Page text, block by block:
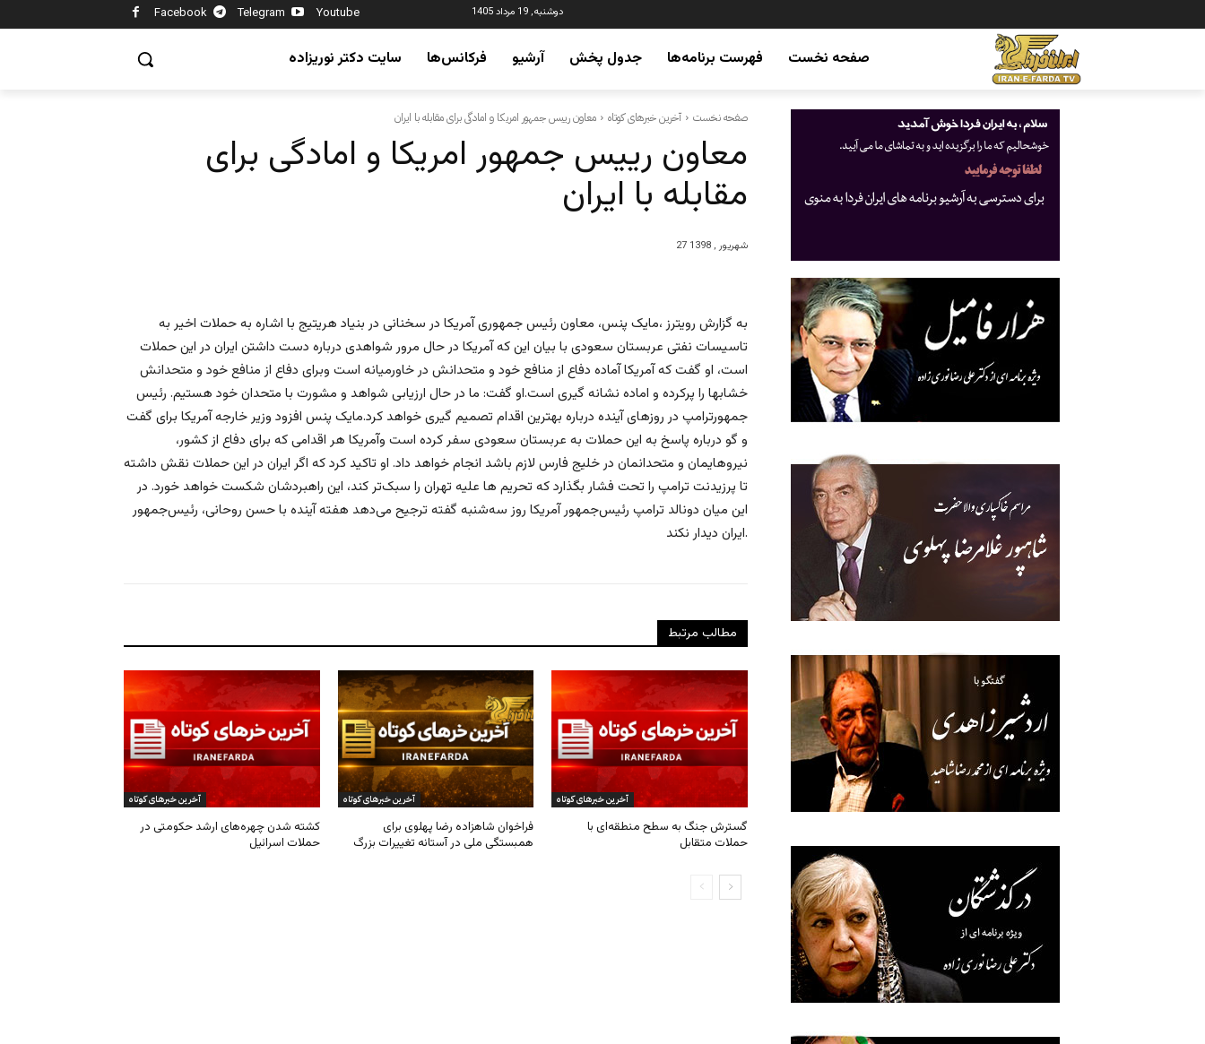
Facebook Telegram Youtube دوشنبه, 19 مرداد 1405
صفحه نخست فهرست برنامه‌ها جدول پخش آرشیو فرکانس‌ها سایت دکتر نوریزاده
صفحه نخست آخرین خبرهای کوتاه معاون رییس جمهور امریکا و امادگی برای مقابله با ایران
معاون رییس جمهور امریکا و امادگی برای
مقابله با ایران
27 شهریور , 1398
به گزارش رویترز ،مایک پنس، معاون رئیس جمهوری آمریکا در سخنانی در بنیاد هریتیج با اشاره به حملات اخیر به
تاسیسات نفتی عربستان سعودی با بیان این که آمریکا در حال مرور شواهدی درباره دست داشتن ایران در این حملات
است، او گفت که آمریکا آماده دفاع از منافع خود و متحدانش در خاورمیانه است وبرای دفاع از منافع خود و متحدانش
خشابها را پرکرده و اماده نشانه گیری است.او گفت: ما در حال ارزیابی شواهد و مشورت با متحدان خود هستیم. رئیس
جمهورترامپ در روزهای آینده درباره بهترین اقدام تصمیم گیری خواهد کرد.مایک پنس افزود وزیر خارجه آمریکا برای گفت
و گو درباره پاسخ به این حملات به عربستان سعودی سفر کرده است وآمریکا هر اقدامی که برای دفاع از کشور،
نیروهایمان و متحدانمان در خلیج فارس لازم باشد انجام خواهد داد. او تاکید کرد که اگر ایران در این حملات نقش داشته
تا پرزیدنت ترامپ را تحت فشار بگذارد که تحریم ها علیه تهران را سبک‌تر کند، این راهبردشان شکست خواهد خورد. در
این میان دونالد ترامپ رئیس‌جمهور آمریکا روز سه‌شنبه گفته ترجیح می‌دهد هفته آینده با حسن روحانی، رئیس‌جمهور
ایران دیدار نکند.
مطالب مرتبط
آخرین خبرهای کوتاه
کشته شدن چهره‌های ارشد حکومتی در
حملات اسرائیل
آخرین خبرهای کوتاه
فراخوان شاهزاده رضا پهلوی برای
همبستگی ملی در آستانه تغییرات بزرگ
آخرین خبرهای کوتاه
گسترش جنگ به سطح منطقه‌ای با
حملات متقابل